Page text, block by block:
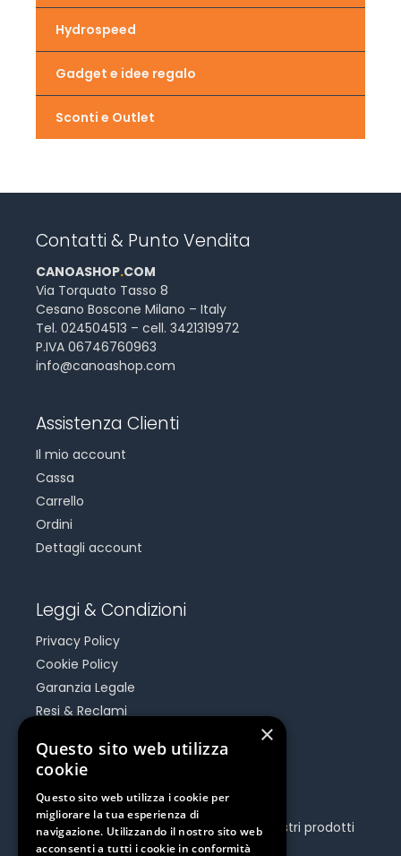
Hydrospeed
Gadget e idee regalo
Sconti e Outlet
Contatti & Punto Vendita
CANOASHOP.COM
Via Torquato Tasso 8
Cesano Boscone Milano – Italy
Tel. 024504513 – cell. 3421319972
P.IVA 06746760963
info@canoashop.com
Assistenza Clienti
Il mio account
Cassa
Carrello
Ordini
Dettagli account
Leggi & Condizioni
Privacy Policy
Cookie Policy
Garanzia Legale
Resi & Reclami
Be Social
Seguici e rimani aggiornato su tutti i nostri prodotti
e iniziative.
×
Questo sito web utilizza
cookie
Questo sito web utilizza i cookie per
migliorare la tua esperienza di
navigazione. Utilizzando il nostro sito web
acconsenti a tutti i cookie in conformità